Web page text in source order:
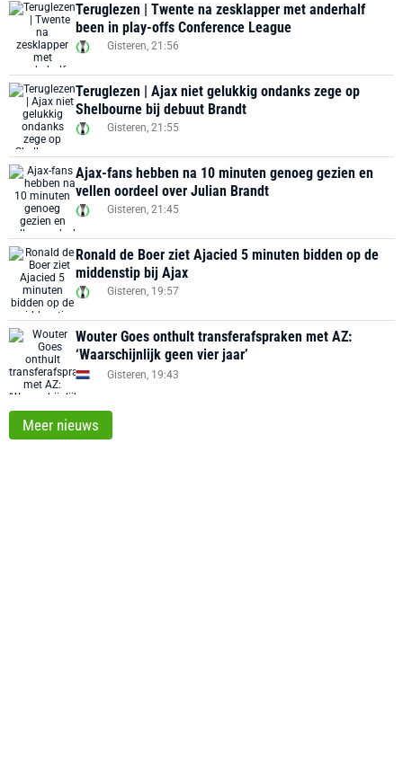
Teruglezen | Twente na zesklapper met anderhalf
been in play-offs Conference League
Gisteren, 21:56
Teruglezen | Ajax niet gelukkig ondanks zege op
Shelbourne bij debuut Brandt
Gisteren, 21:55
Ajax-fans hebben na 10 minuten genoeg gezien en
vellen oordeel over Julian Brandt
Gisteren, 21:45
Ronald de Boer ziet Ajacied 5 minuten bidden op de
middenstip bij Ajax
Gisteren, 19:57
Wouter Goes onthult transferafspraken met AZ:
‘Waarschijnlijk geen vier jaar’
Gisteren, 19:43
Meer nieuws